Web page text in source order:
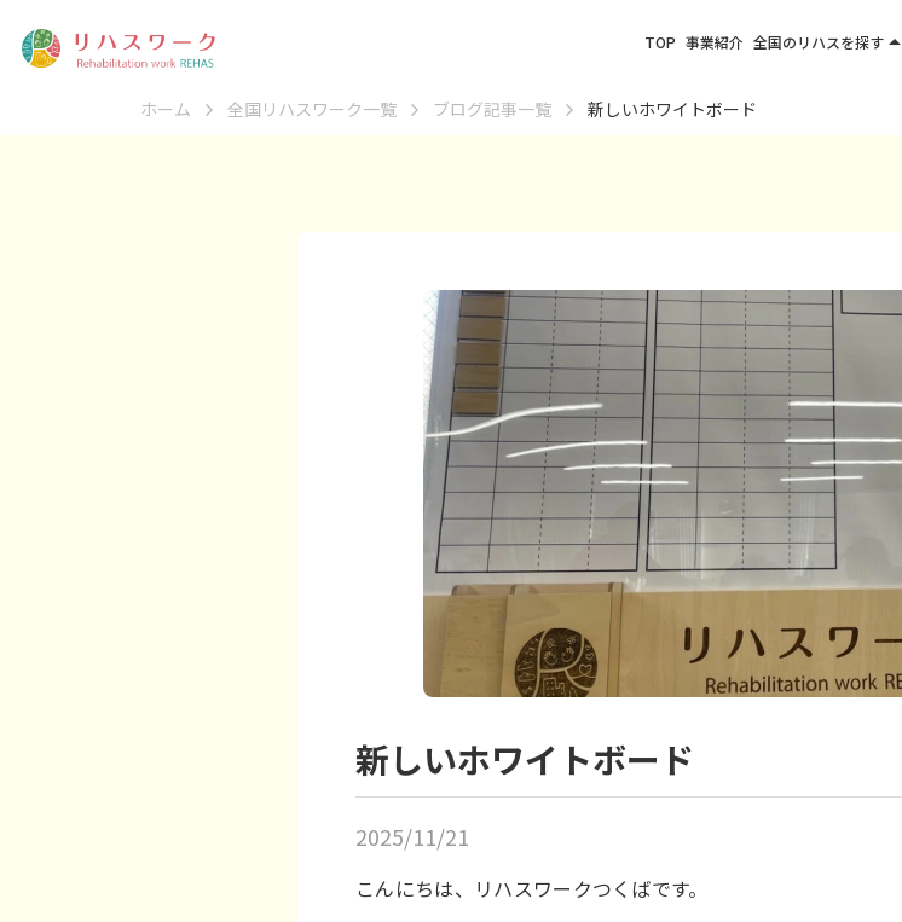
ホーム 全国リハスワーク一覧 ブログ記事一覧 新しいホワイトボード
新しいホワイトボード
2025/11/21
こんにちは、リハスワークつくばです。
TOP 事業紹介 全国のリハスを探すarrow_drop_up
四国・九州エリア